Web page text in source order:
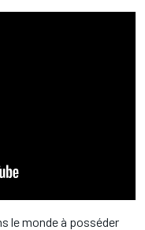
le monde à posséder